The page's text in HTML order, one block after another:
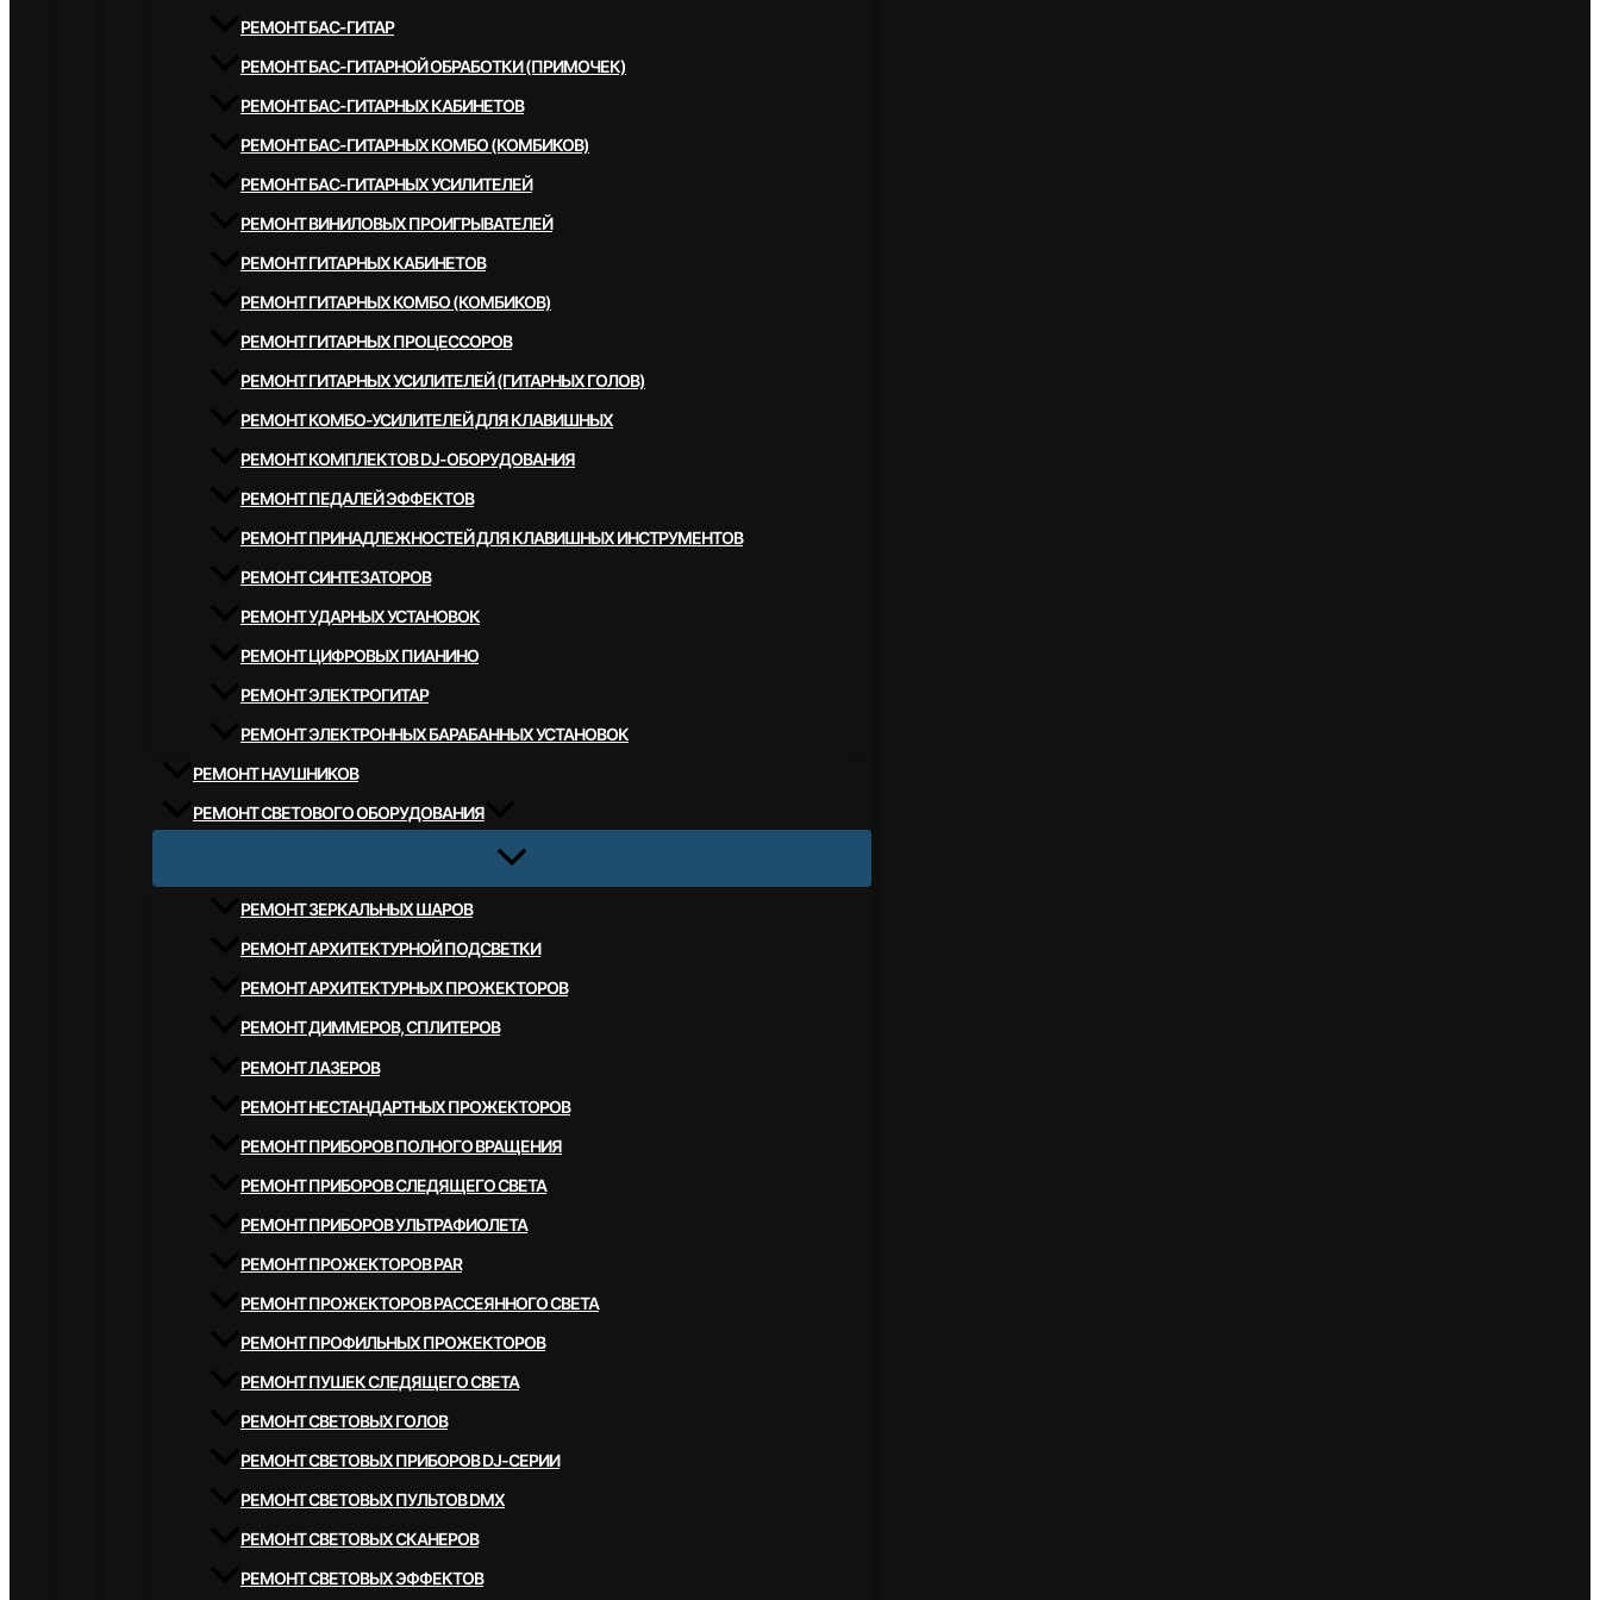
РЕМОНТ БАС-ГИТАР
РЕМОНТ БАС-ГИТАРНОЙ ОБРАБОТКИ (ПРИМОЧЕК)
РЕМОНТ БАС-ГИТАРНЫХ КАБИНЕТОВ
РЕМОНТ БАС-ГИТАРНЫХ КОМБО (КОМБИКОВ)
РЕМОНТ БАС-ГИТАРНЫХ УСИЛИТЕЛЕЙ
РЕМОНТ ВИНИЛОВЫХ ПРОИГРЫВАТЕЛЕЙ
РЕМОНТ ГИТАРНЫХ КАБИНЕТОВ
РЕМОНТ ГИТАРНЫХ КОМБО (КОМБИКОВ)
РЕМОНТ ГИТАРНЫХ ПРОЦЕССОРОВ
РЕМОНТ ГИТАРНЫХ УСИЛИТЕЛЕЙ (ГИТАРНЫХ ГОЛОВ)
РЕМОНТ КОМБО-УСИЛИТЕЛЕЙ ДЛЯ КЛАВИШНЫХ
РЕМОНТ КОМПЛЕКТОВ DJ-ОБОРУДОВАНИЯ
РЕМОНТ ПЕДАЛЕЙ ЭФФЕКТОВ
РЕМОНТ ПРИНАДЛЕЖНОСТЕЙ ДЛЯ КЛАВИШНЫХ ИНСТРУМЕНТОВ
РЕМОНТ СИНТЕЗАТОРОВ
РЕМОНТ УДАРНЫХ УСТАНОВОК
РЕМОНТ ЦИФРОВЫХ ПИАНИНО
РЕМОНТ ЭЛЕКТРОГИТАР
РЕМОНТ ЭЛЕКТРОННЫХ БАРАБАННЫХ УСТАНОВОК
РЕМОНТ НАУШНИКОВ
РЕМОНТ СВЕТОВОГО ОБОРУДОВАНИЯ
РЕМОНТ ЗЕРКАЛЬНЫХ ШАРОВ
РЕМОНТ АРХИТЕКТУРНОЙ ПОДСВЕТКИ
РЕМОНТ АРХИТЕКТУРНЫХ ПРОЖЕКТОРОВ
РЕМОНТ ДИММЕРОВ, СПЛИТЕРОВ
РЕМОНТ ЛАЗЕРОВ
РЕМОНТ НЕСТАНДАРТНЫХ ПРОЖЕКТОРОВ
РЕМОНТ ПРИБОРОВ ПОЛНОГО ВРАЩЕНИЯ
РЕМОНТ ПРИБОРОВ СЛЕДЯЩЕГО СВЕТА
РЕМОНТ ПРИБОРОВ УЛЬТРАФИОЛЕТА
РЕМОНТ ПРОЖЕКТОРОВ PAR
РЕМОНТ ПРОЖЕКТОРОВ РАССЕЯННОГО СВЕТА
РЕМОНТ ПРОФИЛЬНЫХ ПРОЖЕКТОРОВ
РЕМОНТ ПУШЕК СЛЕДЯЩЕГО СВЕТА
РЕМОНТ СВЕТОВЫХ ГОЛОВ
РЕМОНТ СВЕТОВЫХ ПРИБОРОВ DJ-СЕРИИ
РЕМОНТ СВЕТОВЫХ ПУЛЬТОВ DMX
РЕМОНТ СВЕТОВЫХ СКАНЕРОВ
РЕМОНТ СВЕТОВЫХ ЭФФЕКТОВ